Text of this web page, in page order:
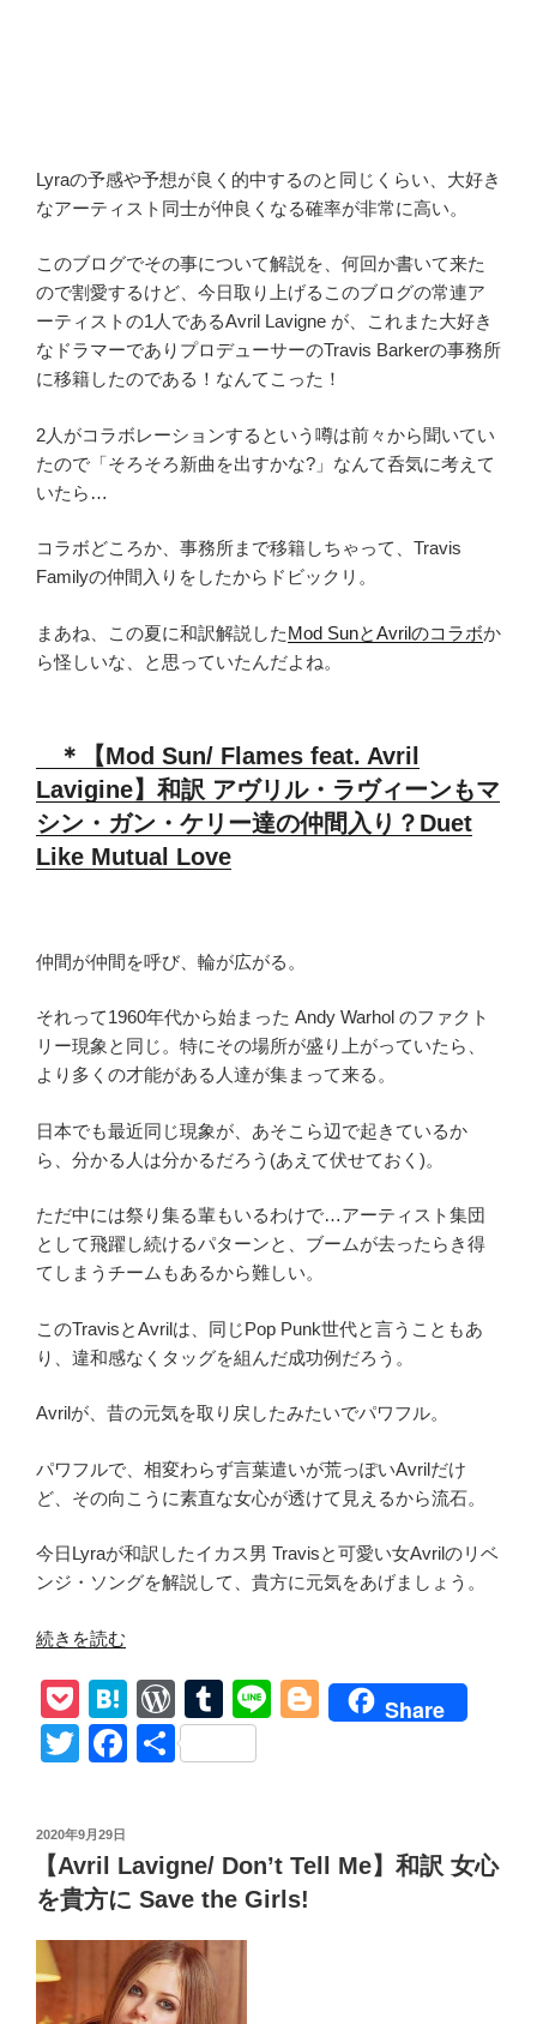
Lyraの予感や予想が良く的中するのと同じくらい、大好き
なアーティスト同士が仲良くなる確率が非常に高い。
このブログでその事について解説を、何回か書いて来た
ので割愛するけど、今日取り上げるこのブログの常連ア
ーティストの1人であるAvril Lavigne が、これまた大好き
なドラマーでありプロデューサーのTravis Barkerの事務所
に移籍したのである！なんてこった！
2人がコラボレーションするという噂は前々から聞いてい
たので「そろそろ新曲を出すかな?」なんて呑気に考えて
いたら…
コラボどころか、事務所まで移籍しちゃって、Travis
Familyの仲間入りをしたからドビックリ。
まあね、この夏に和訳解説したMod SunとAvrilのコラボか
ら怪しいな、と思っていたんだよね。
＊【Mod Sun/ Flames feat. Avril
Lavigine】和訳 アヴリル・ラヴィーンもマ
シン・ガン・ケリー達の仲間入り？Duet
Like Mutual Love
仲間が仲間を呼び、輪が広がる。
それって1960年代から始まった Andy Warhol のファクト
リー現象と同じ。特にその場所が盛り上がっていたら、
より多くの才能がある人達が集まって来る。
日本でも最近同じ現象が、あそこら辺で起きているか
ら、分かる人は分かるだろう(あえて伏せておく)。
ただ中には祭り集る輩もいるわけで…アーティスト集団
として飛躍し続けるパターンと、ブームが去ったらき得
てしまうチームもあるから難しい。
このTravisとAvrilは、同じPop Punk世代と言うこともあ
り、違和感なくタッグを組んだ成功例だろう。
Avrilが、昔の元気を取り戻したみたいでパワフル。
パワフルで、相変わらず言葉遣いが荒っぽいAvrilだけ
ど、その向こうに素直な女心が透けて見えるから流石。
今日Lyraが和訳したイカス男 Travisと可愛い女Avrilのリベ
ンジ・ソングを解説して、貴方に元気をあげましょう。
“Avril
Me】
和
訳
事
務
所
移
籍
し
続きを読む
P
o
ck
H
at
e
a
W
or
d
e
ss
T
u
m
r
Li
Bl
er
Share
T
tt
er
F
e
b
o
o
k
共
投
日:
2020年9月29日
【Avril Lavigne/ Don’t Tell Me】和訳 女心
を貴方に Save the Girls!